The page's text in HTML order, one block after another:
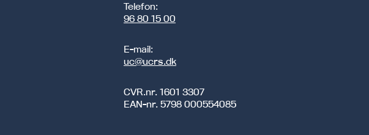
Telefon:
96 80 15 00
E-mail:
uc@ucrs.dk
CVR.nr. 1601 3307
EAN-nr. 5798 000554085